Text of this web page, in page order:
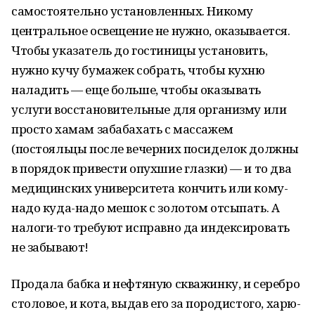
самостоятельно установленных. Никому
центральное освещение не нужно, оказывается.
Чтобы указатель до гостиницы установить,
нужно кучу бумажек собрать, чтобы кухню
наладить — еще больше, чтобы оказывать
услуги восстановительные для организму или
просто хамам забабахать с массажем
(постояльцы после вечерних посиделок должны
в порядок привести опухшие глазки) — и то два
медицинских университета кончить или кому-
надо куда-надо мешок с золотом отсыпать. А
налоги-то требуют исправно да индексировать
не забывают!
Продала бабка и нефтяную скважинку, и серебро
столовое, и кота, выдав его за породистого, харю-